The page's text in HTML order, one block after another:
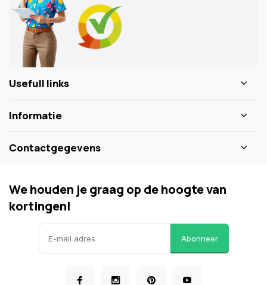
Usefull links
Informatie
Contactgegevens
We houden je graag op de hoogte van
kortingen!
Abonneer